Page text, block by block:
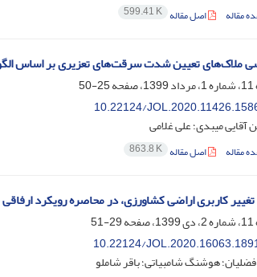
مقاله اصل مقاله 599.41 K
ملاک‌های تعیین شدت سرقت‌های تعزیری بر اساس الگوی سرقت حدی
25-50
10.22124/
آقایی میبدی؛ علی غلامی
مقاله اصل مقاله 863.8 K
کاربری اراضی کشاورزی، در محاصره رویکرد
29-51
10.22124/
هوشنگ شامبیاتی؛ باقر شاملو